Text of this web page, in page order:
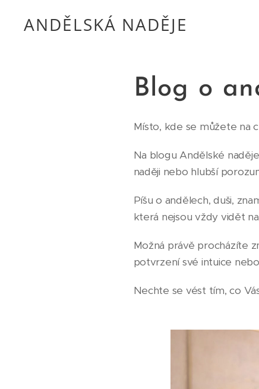
ANDĚLSKÁ NADĚJE
Blog o
Místo, kde se můžete na
Na blogu Andělské
naději nebo hlubší
Píšu o andělech, duši,
která nejsou vždy vidět
Možná právě procházíte
potvrzení své intuice
Nechte se vést tím, co